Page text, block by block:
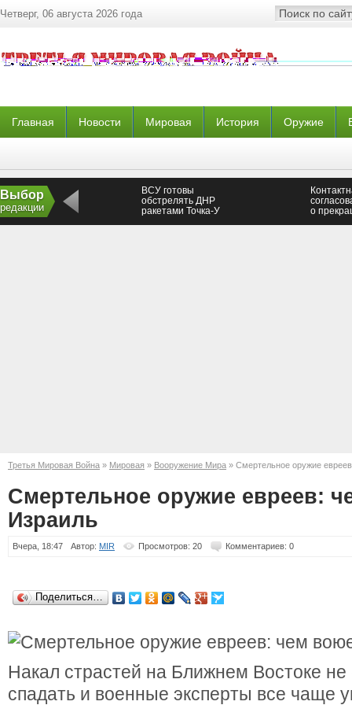
Четверг, 06 августа 2026 года
Главная Новости Мировая История Оружие
Выбор
редакции
ВСУ готовы
обстрелять ДНР
ракетами Точка-У
о
Третья Мировая Война » Мировая » Вооружение Мира » Смертельное оружие
Смертельное оружие евреев:
Израиль
Вчера, 18:47 Автор: MIR Просмотров: 20 Комментариев: 0
Поделиться…
Накал страстей на Ближнем Востоке не
спадать и военные эксперты все чаще